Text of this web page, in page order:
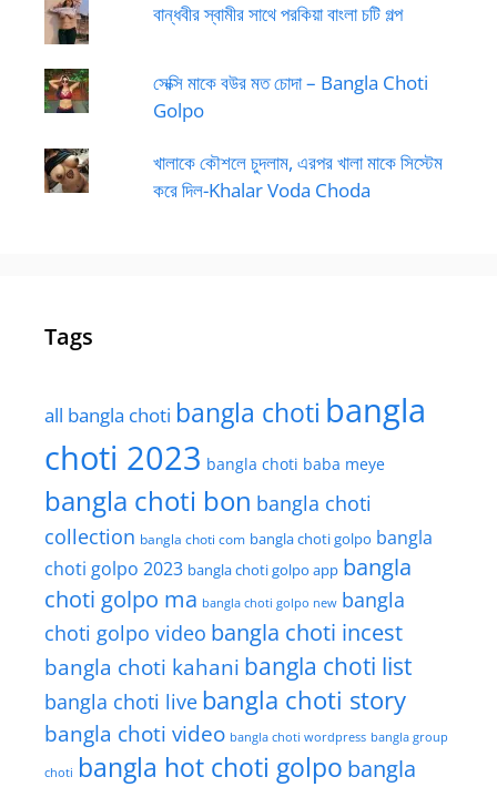
বান্ধবীর স্বামীর সাথে পরকিয়া বাংলা চটি গল্প
সেক্সি মাকে বউর মত চোদা – Bangla Choti
Golpo
খালাকে কৌশলে চুদলাম, এরপর খালা মাকে সিস্টেম
করে দিল-Khalar Voda Choda
Tags
all bangla choti bangla choti bangla
choti 2023 bangla choti baba meye
bangla choti bon bangla choti
collection bangla choti com bangla choti golpo bangla
choti golpo 2023 bangla choti golpo app bangla
choti golpo ma bangla choti golpo new bangla
choti golpo video bangla choti incest
bangla choti kahani bangla choti list
bangla choti live bangla choti story
bangla choti video bangla choti wordpress bangla group
choti bangla hot choti golpo bangla